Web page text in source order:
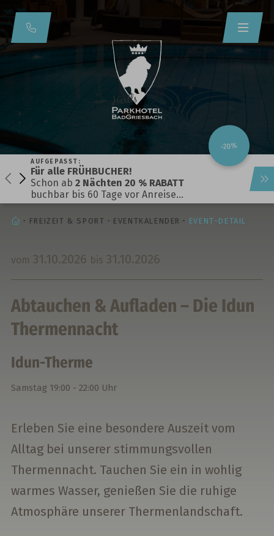
-20%
AUFGEPASST:
Für alle FRÜHBUCHER!
Schon ab 2 Nächten 20 % RABATT
buchbar bis 60 Tage vor Anreise…
STARTSEITE
FREIZEIT & SPORT EVENTKALENDER EVENT-DETAIL
vom 31.10.2026 bis 31.10.2026
Abtauchen & Aufladen – Die Idun
Thermennacht
Idun-Therme
Samstag 19:00 - 22:00 Uhr
Erleben Sie eine besondere Auszeit vom
Alltag bei unserer stimmungsvollen
Thermennacht. Tauchen Sie ein in wohlig
warmes Wasser, genießen Sie die ruhige
Atmosphäre unserer Thermenlandschaft.